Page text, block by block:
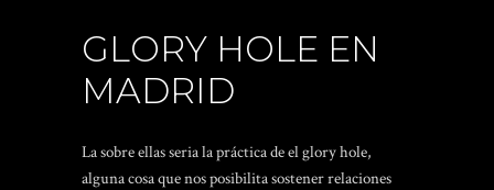
GLORY HOLE EN
MADRID
La sobre ellas seri­a la práctica de el glory hole,
alguna cosa que nos posibilita sostener relaciones